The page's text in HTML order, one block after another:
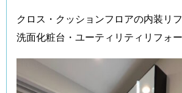
クロス・クッションフロアの内装リ
洗面化粧台・ユーティリティリフォ